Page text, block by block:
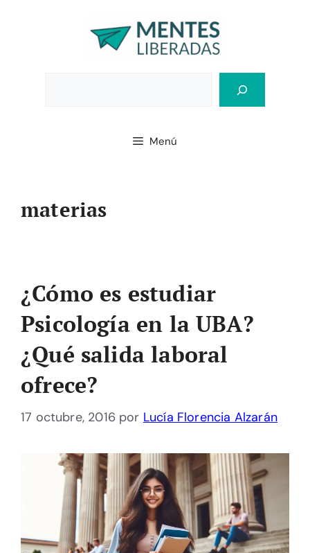
Menú
materias
¿Cómo es estudiar
Psicología en la UBA?
¿Qué salida laboral
ofrece?
17 octubre, 2016 por Lucía Florencia Alzarán